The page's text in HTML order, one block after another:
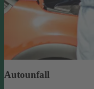
Autounfall